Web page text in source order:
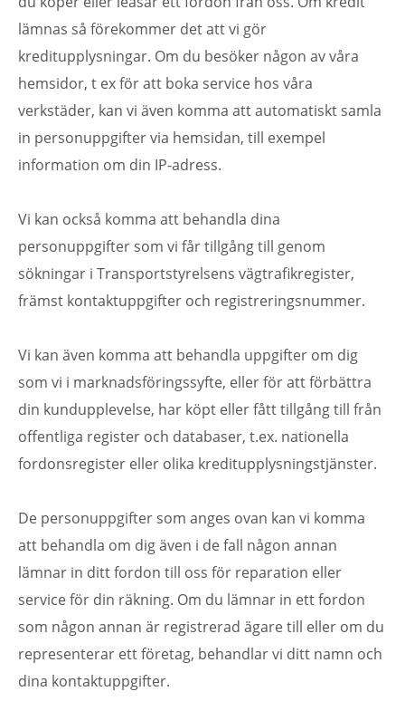
lämnas så förekommer det att vi gör
kreditupplysningar. Om du besöker någon av våra
hemsidor, t ex för att boka service hos våra
verkstäder, kan vi även komma att automatiskt samla
in personuppgifter via hemsidan, till exempel
information om din IP-adress.
Vi kan också komma att behandla dina
personuppgifter som vi får tillgång till genom
sökningar i Transportstyrelsens vägtrafikregister,
främst kontaktuppgifter och registreringsnummer.
Vi kan även komma att behandla uppgifter om dig
som vi i marknadsföringssyfte, eller för att förbättra
din kundupplevelse, har köpt eller fått tillgång till från
offentliga register och databaser, t.ex. nationella
fordonsregister eller olika kreditupplysningstjänster.
De personuppgifter som anges ovan kan vi komma
att behandla om dig även i de fall någon annan
lämnar in ditt fordon till oss för reparation eller
service för din räkning. Om du lämnar in ett fordon
som någon annan är registrerad ägare till eller om du
representerar ett företag, behandlar vi ditt namn och
dina kontaktuppgifter.